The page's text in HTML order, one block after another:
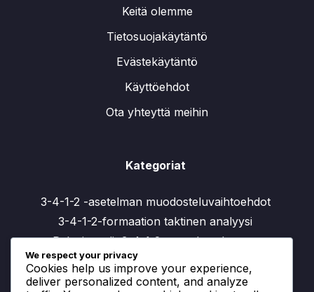
Keitä olemme
Tietosuojakäytäntö
Evästekäytäntö
Käyttöehdot
Ota yhteyttä meihin
Kategoriat
3-4-1-2 -asetelman muodosteluvaihtoehdot
3-4-1-2-formaation taktinen analyysi
Pelaajaroolit 3-4-1-2 -muodostelmassa
We respect your privacy
Cookies help us improve your experience,
deliver personalized content, and analyze